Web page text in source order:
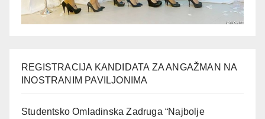
REGISTRACIJA KANDIDATA ZA ANGAŽMAN NA
INOSTRANIM PAVILJONIMA
Studentsko Omladinska Zadruga “Najbolje